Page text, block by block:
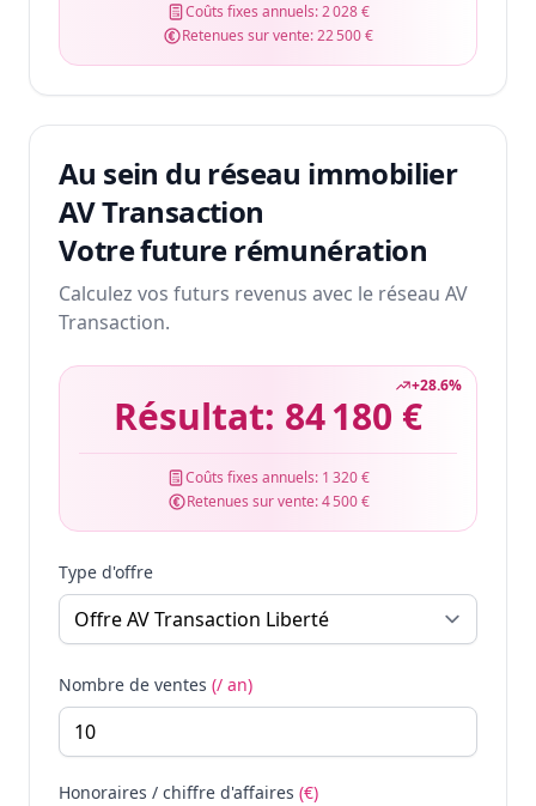
Coûts fixes annuels:2 028 €
Retenues sur vente:22 500 €
Au sein du réseau immobilier
AV Transaction
Votre future rémunération
Calculez vos futurs revenus avec le réseau AV
Transaction.
+28.6%
Résultat: 84 180 €
Coûts fixes annuels: 1 320 €
Retenues sur vente:4 500 €
Type d'offre
Nombre de ventes (/ an)
Honoraires / chiffre d'affaires (€)